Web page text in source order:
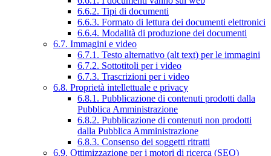
6.6.2. Tipi di documenti
6.6.3. Formato di lettura dei documenti elettronici
6.6.4. Modalità di produzione dei documenti
6.7. Immagini e video
6.7.1. Testo alternativo (alt text) per le immagini
6.7.2. Sottotitoli per i video
6.7.3. Trascrizioni per i video
6.8. Proprietà intellettuale e privacy
6.8.1. Pubblicazione di contenuti prodotti dalla
Pubblica Amministrazione
6.8.2. Pubblicazione di contenuti non prodotti
dalla Pubblica Amministrazione
6.8.3. Consenso dei soggetti ritratti
6.9. Ottimizzazione per i motori di ricerca (SEO)